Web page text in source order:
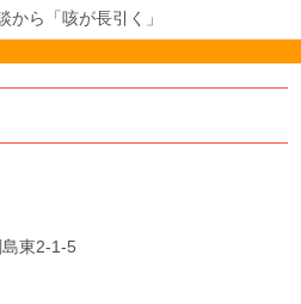
から「咳が長引く」
東2-1-5